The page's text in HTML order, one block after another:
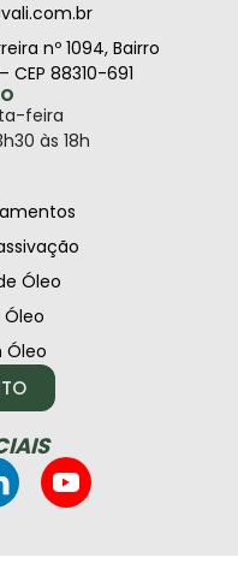
nº 1094, Bairro
88310-691
feira
às 18h
Óleo
Óleo